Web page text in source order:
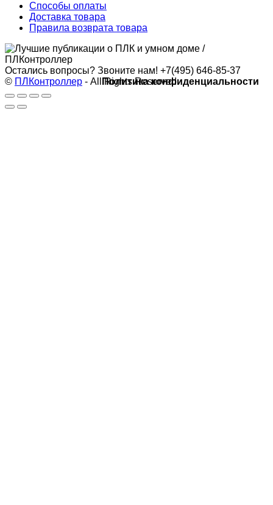
Способы оплаты
Доставка товара
Правила возврата товара
Остались вопросы? Звоните нам! +7(495) 646-85-37
© ПЛКонтроллер - All Rights Reserved
Политика конфиденциальности